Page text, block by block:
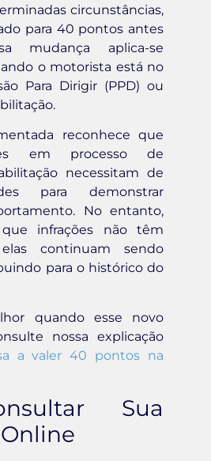
circunstâncias,
para 40 pontos antes
mudança aplica-se
o motorista está no
Para Dirigir (PPD) ou
reconhece que
em processo de
necessitam de
para demonstrar
No entanto,
infrações não têm
continuam sendo
para o histórico do
quando esse novo
nossa explicação
a valer 40 pontos na
Sua